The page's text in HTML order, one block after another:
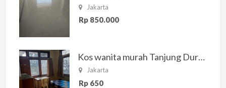
Jakarta
Rp 850.000
Kos wanita murah Tanjung Duren Jakarta Barat
Jakarta
Rp 650